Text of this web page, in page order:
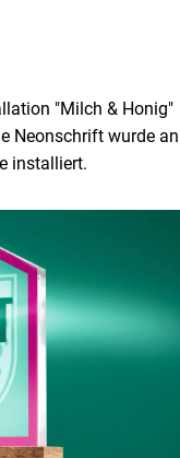
"Milch & Honig"
Neonschrift wurde an
installiert.